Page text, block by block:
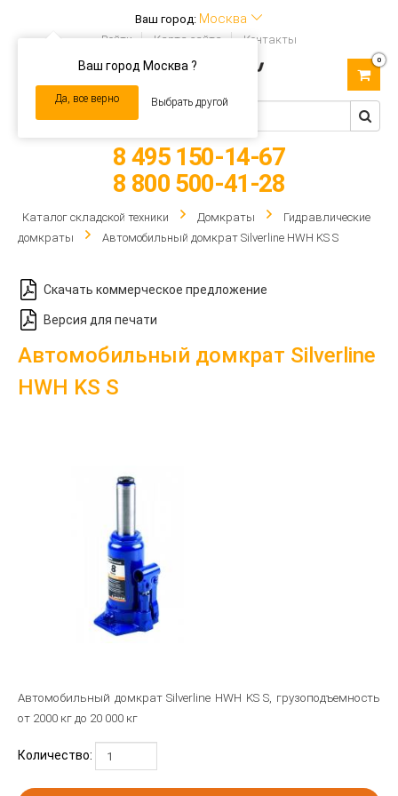
Ваш город: Москва
Ваш город Москва ?
Да, все верно Выбрать другой
Войти Карта сайта Контакты
navigation
0
8 495 150-14-67
8 800 500-41-28
Каталог складской техники Домкраты
Гидравлические
домкраты
Автомобильный домкрат Silverline HWH KS S
Скачать коммерческое предложение
Версия для печати
Автомобильный домкрат Silverline
HWH KS S
Автомобильный домкрат Silverline HWH KS S, грузоподъемность
от 2000 кг до 20 000 кг
Количество: